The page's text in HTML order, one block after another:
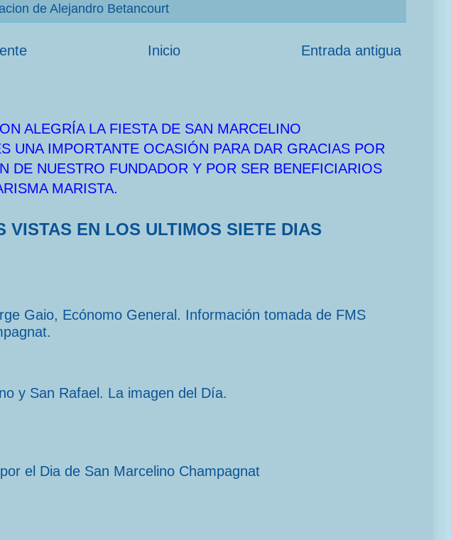
de Alejandro Betancourt
Entrada antigua
Inicio
ALEGRÍA LA FIESTA DE SAN MARCELINO
UNA IMPORTANTE OCASIÓN PARA DAR GRACIAS POR
DE NUESTRO FUNDADOR Y POR SER BENEFICIARIOS
MARISTA.
VISTAS EN LOS ULTIMOS SIETE DIAS
Gaio, Ecónomo General. Información tomada de FMS
y San Rafael. La imagen del Día.
el Dia de San Marcelino Champagnat